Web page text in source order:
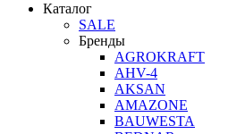
Каталог
SALE
Бренды
AGROKRAFT
AHV-4
AKSAN
AMAZONE
BAUWESTA